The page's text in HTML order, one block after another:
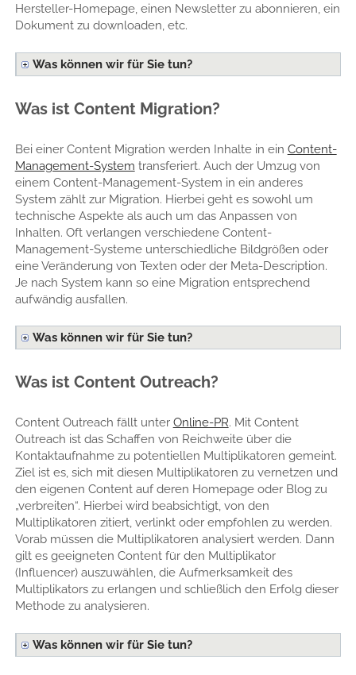
Hersteller-Homepage, einen Newsletter zu abonnieren, ein
Dokument zu downloaden, etc.
Was können wir für Sie tun?
Was ist Content Migration?
Bei einer Content Migration werden Inhalte in ein Content-
Management-System transferiert. Auch der Umzug von
einem Content-Management-System in ein anderes
System zählt zur Migration. Hierbei geht es sowohl um
technische Aspekte als auch um das Anpassen von
Inhalten. Oft verlangen verschiedene Content-
Management-Systeme unterschiedliche Bildgrößen oder
eine Veränderung von Texten oder der Meta-Description.
Je nach System kann so eine Migration entsprechend
aufwändig ausfallen.
Was können wir für Sie tun?
Was ist Content Outreach?
Content Outreach fällt unter Online-PR. Mit Content
Outreach ist das Schaffen von Reichweite über die
Kontaktaufnahme zu potentiellen Multiplikatoren gemeint.
Ziel ist es, sich mit diesen Multiplikatoren zu vernetzen und
den eigenen Content auf deren Homepage oder Blog zu
„verbreiten“. Hierbei wird beabsichtigt, von den
Multiplikatoren zitiert, verlinkt oder empfohlen zu werden.
Vorab müssen die Multiplikatoren analysiert werden. Dann
gilt es geeigneten Content für den Multiplikator
(Influencer) auszuwählen, die Aufmerksamkeit des
Multiplikators zu erlangen und schließlich den Erfolg dieser
Methode zu analysieren.
Was können wir für Sie tun?